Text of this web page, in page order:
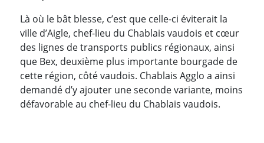
Là où le bât blesse, c’est que celle-ci éviterait la
ville d’Aigle, chef-lieu du Chablais vaudois et cœur
des lignes de transports publics régionaux, ainsi
que Bex, deuxième plus importante bourgade de
cette région, côté vaudois. Chablais Agglo a ainsi
demandé d’y ajouter une seconde variante, moins
défavorable au chef-lieu du Chablais vaudois.